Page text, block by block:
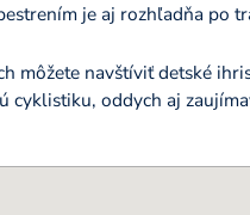
je aj rozhľadňa po
môžete navštíviť detské
cyklistiku, oddych aj